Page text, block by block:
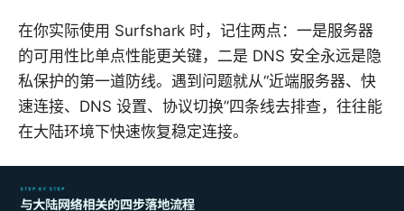
在你实际使用 Surfshark 时，记住两点：一是服务器
的可用性比单点性能更关键，二是 DNS 安全永远是隐
私保护的第一道防线。遇到问题就从“近端服务器、快
速连接、DNS 设置、协议切换”四条线去排查，往往能
在大陆环境下快速恢复稳定连接。